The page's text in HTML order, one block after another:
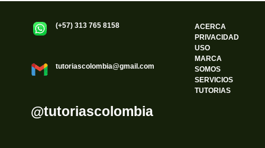
(+57) 313 765 8158
tutoriascolombia@gmail.com
@tutoriascolombia
ACERCA
PRIVACIDAD
USO
MARCA
SOMOS
SERVICIOS
TUTORIAS